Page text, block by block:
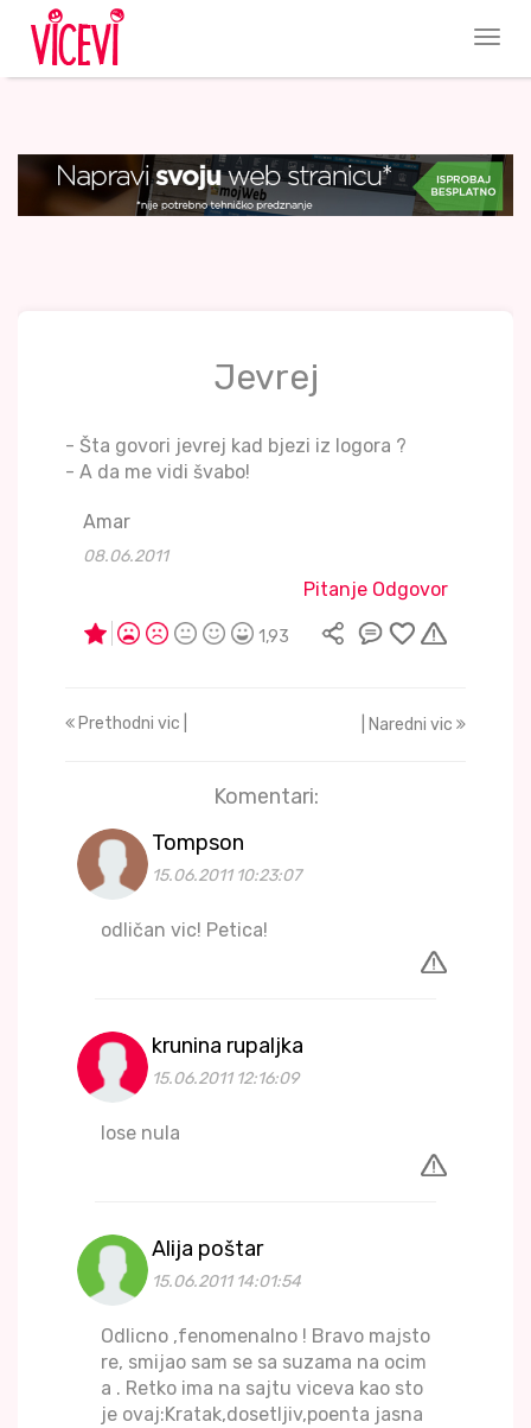
Jevrej
- Šta govori jevrej kad bjezi iz logora ?
- A da me vidi švabo!
Amar
08.06.2011
Pitanje Odgovor
1,93
Prethodni vic | | Naredni vic
Komentari:
Tompson
15.06.2011 10:23:07
odličan vic! Petica!
krunina rupaljka
15.06.2011 12:16:09
lose nula
Alija poštar
15.06.2011 14:01:54
Odlicno ,fenomenalno ! Bravo majsto
re, smijao sam se sa suzama na ocim
a . Retko ima na sajtu viceva kao sto
je ovaj:Kratak,dosetljiv,poenta jasna